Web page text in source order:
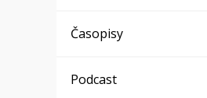
Časopisy
Podcast